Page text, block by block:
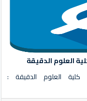
العلوم الدقيقة
كلية العلوم الدقيقة :